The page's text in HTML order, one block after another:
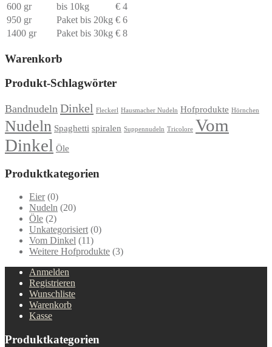
600 gr
bis 10kg
€ 4
950 gr
Paket bis 20kg € 6
1400 gr
Paket bis 30kg € 8
Warenkorb
Produkt-Schlagwörter
Bandnudeln Dinkel Fleckerl Hausmacher Nudeln Hofprodukte Hörnchen
Nudeln Spaghetti spiralen Suppennudeln Tricolore Vom
Dinkel Öle
Produktkategorien
Eier (0)
Nudeln (20)
Öle (2)
Unkategorisiert (0)
Vom Dinkel (11)
Weitere Hofprodukte (3)
Anmelden
Registrieren
Wunschliste
Warenkorb
Kasse
Produktkategorien